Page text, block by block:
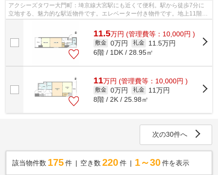
アクシーズタワー大門町：埼京線大宮駅にも近くて便利。駅から徒歩7分に
立地する、魅力的な駅近物件です。エレベーター付き物件です。地上11階建
11.5万円 (管理費等：10,000円 )
敷金 0万円 礼金
11.5万円
6階 / 1DK / 28.95㎡
11万円 (管理費等：10,000円 )
敷金 0万円 礼金
11万円
8階 / 2K / 25.98㎡
次の30件へ
該当物件数 175件 空き数 220 件 1～30 件を表示